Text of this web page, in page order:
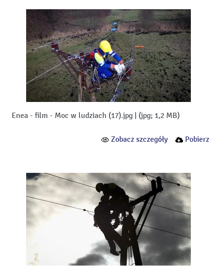
Enea - film - Moc w ludziach (17).jpg (jpg; 1,2 MB)
Zobacz szczegóły Pobierz